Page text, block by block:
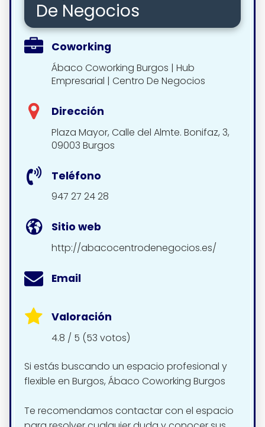
De Negocios
Coworking
Ábaco Coworking Burgos | Hub
Empresarial | Centro De Negocios
Dirección
Plaza Mayor, Calle del Almte. Bonifaz, 3,
09003 Burgos
Teléfono
947 27 24 28
Sitio web
http://abacocentrodenegocios.es/
Email
Valoración
4.8 / 5 (53 votos)
Si estás buscando un espacio profesional y
flexible en Burgos, Ábaco Coworking Burgos
Te recomendamos contactar con el espacio